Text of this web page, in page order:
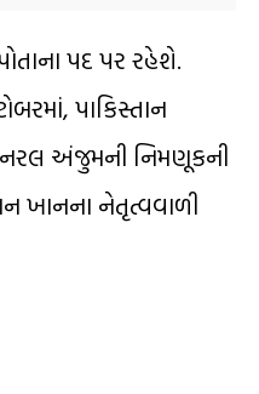
પદ પર રહેશે.
પાકિસ્તાન
જનરલ અંજુમની નિમણૂકની
ખાનના નેતૃત્વવાળી